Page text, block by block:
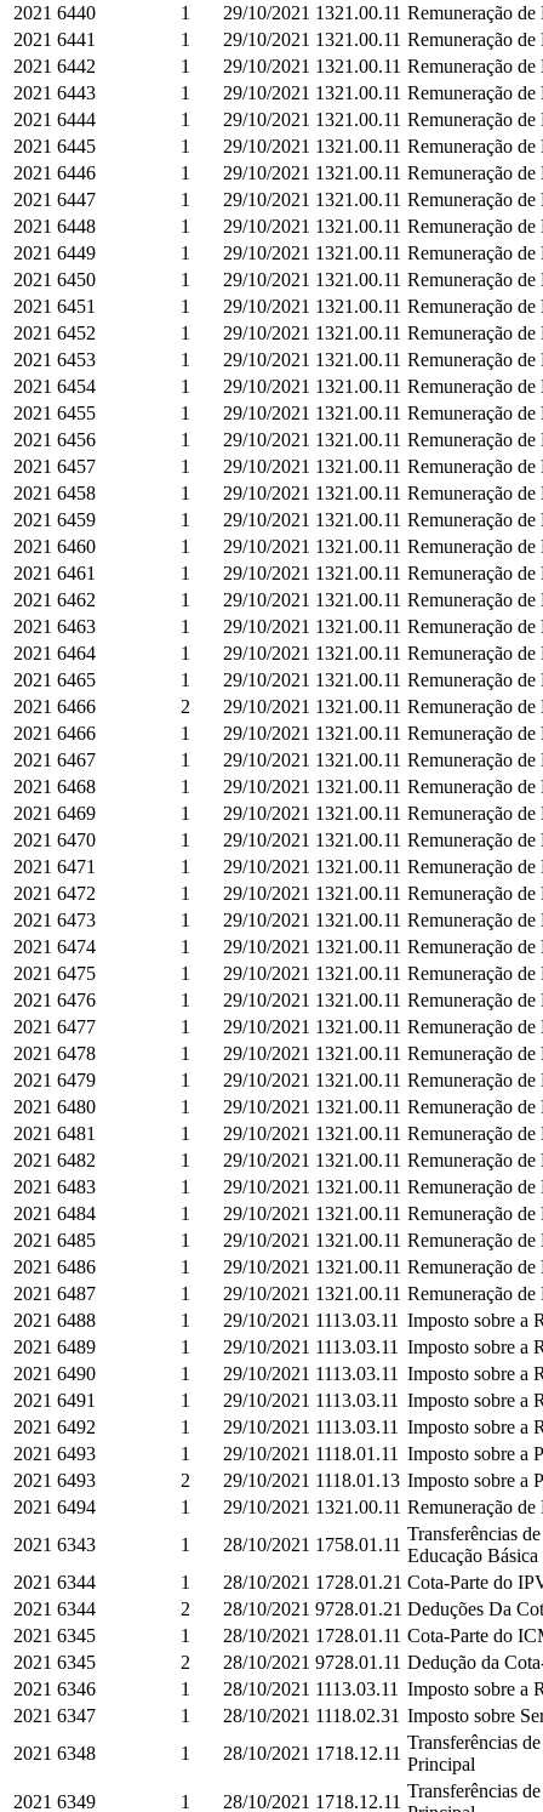
2021 6440 1 29/10/2021 1321.00.11 Remuneração
2021 6441 1 29/10/2021 1321.00.11 Remuneração
2021 6442 1 29/10/2021 1321.00.11 Remuneração
2021 6443 1 29/10/2021 1321.00.11 Remuneração
2021 6444 1 29/10/2021 1321.00.11 Remuneração
2021 6445 1 29/10/2021 1321.00.11 Remuneração
2021 6446 1 29/10/2021 1321.00.11 Remuneração
2021 6447 1 29/10/2021 1321.00.11 Remuneração
2021 6448 1 29/10/2021 1321.00.11 Remuneração
2021 6449 1 29/10/2021 1321.00.11 Remuneração
2021 6450 1 29/10/2021 1321.00.11 Remuneração
2021 6451 1 29/10/2021 1321.00.11 Remuneração
2021 6452 1 29/10/2021 1321.00.11 Remuneração
2021 6453 1 29/10/2021 1321.00.11 Remuneração
2021 6454 1 29/10/2021 1321.00.11 Remuneração
2021 6455 1 29/10/2021 1321.00.11 Remuneração
2021 6456 1 29/10/2021 1321.00.11 Remuneração
2021 6457 1 29/10/2021 1321.00.11 Remuneração
2021 6458 1 29/10/2021 1321.00.11 Remuneração
2021 6459 1 29/10/2021 1321.00.11 Remuneração
2021 6460 1 29/10/2021 1321.00.11 Remuneração
2021 6461 1 29/10/2021 1321.00.11 Remuneração
2021 6462 1 29/10/2021 1321.00.11 Remuneração
2021 6463 1 29/10/2021 1321.00.11 Remuneração
2021 6464 1 29/10/2021 1321.00.11 Remuneração
2021 6465 1 29/10/2021 1321.00.11 Remuneração
2021 6466 2 29/10/2021 1321.00.11 Remuneração
2021 6466 1 29/10/2021 1321.00.11 Remuneração
2021 6467 1 29/10/2021 1321.00.11 Remuneração
2021 6468 1 29/10/2021 1321.00.11 Remuneração
2021 6469 1 29/10/2021 1321.00.11 Remuneração
2021 6470 1 29/10/2021 1321.00.11 Remuneração
2021 6471 1 29/10/2021 1321.00.11 Remuneração
2021 6472 1 29/10/2021 1321.00.11 Remuneração
2021 6473 1 29/10/2021 1321.00.11 Remuneração
2021 6474 1 29/10/2021 1321.00.11 Remuneração
2021 6475 1 29/10/2021 1321.00.11 Remuneração
2021 6476 1 29/10/2021 1321.00.11 Remuneração
2021 6477 1 29/10/2021 1321.00.11 Remuneração
2021 6478 1 29/10/2021 1321.00.11 Remuneração
2021 6479 1 29/10/2021 1321.00.11 Remuneração
2021 6480 1 29/10/2021 1321.00.11 Remuneração
2021 6481 1 29/10/2021 1321.00.11 Remuneração
2021 6482 1 29/10/2021 1321.00.11 Remuneração
2021 6483 1 29/10/2021 1321.00.11 Remuneração
2021 6484 1 29/10/2021 1321.00.11 Remuneração
2021 6485 1 29/10/2021 1321.00.11 Remuneração
2021 6486 1 29/10/2021 1321.00.11 Remuneração
2021 6487 1 29/10/2021 1321.00.11 Remuneração
2021 6488 1 29/10/2021 1113.03.11 Imposto sobre a
2021 6489 1 29/10/2021 1113.03.11 Imposto sobre a
2021 6490 1 29/10/2021 1113.03.11 Imposto sobre a
2021 6491 1 29/10/2021 1113.03.11 Imposto sobre a
2021 6492 1 29/10/2021 1113.03.11 Imposto sobre a
2021 6493 1 29/10/2021 1118.01.11 Imposto sobre a
2021 6493 2 29/10/2021 1118.01.13 Imposto sobre a
2021 6494 1 29/10/2021 1321.00.11 Remuneração
2021 6343 1 28/10/2021 1758.01.11
Transferências
Educação
2021 6344 1 28/10/2021 1728.01.21 Cota-Parte do
2021 6344 2 28/10/2021 9728.01.21 Deduções Da
2021 6345 1 28/10/2021 1728.01.11 Cota-Parte do
2021 6345 2 28/10/2021 9728.01.11 Dedução da
2021 6346 1 28/10/2021 1113.03.11 Imposto sobre a
2021 6347 1 28/10/2021 1118.02.31 Imposto sobre
2021 6348 1 28/10/2021 1718.12.11
Transferências
Principal
2021 6349 1 28/10/2021 1718.12.11
Transferências